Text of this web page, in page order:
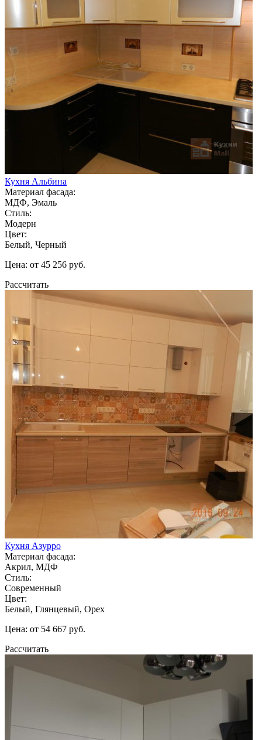
Кухня Альбина
Материал фасада:
МДФ, Эмаль
Стиль:
Модерн
Цвет:
Белый, Черный
Цена: от 45 256 руб.
Рассчитать
Кухня Азурро
Материал фасада:
Акрил, МДФ
Стиль:
Современный
Цвет:
Белый, Глянцевый, Орех
Цена: от 54 667 руб.
Рассчитать